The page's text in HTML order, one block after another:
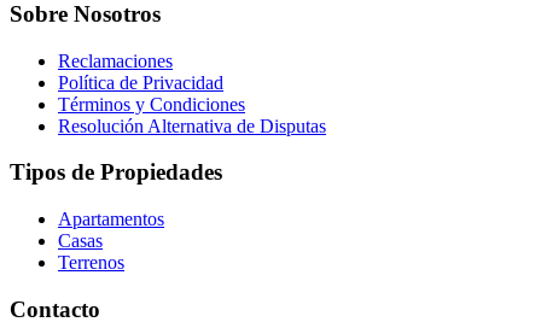
Sobre Nosotros
Reclamaciones
Política de Privacidad
Términos y Condiciones
Resolución Alternativa de Disputas
Tipos de Propiedades
Apartamentos
Casas
Terrenos
Contacto